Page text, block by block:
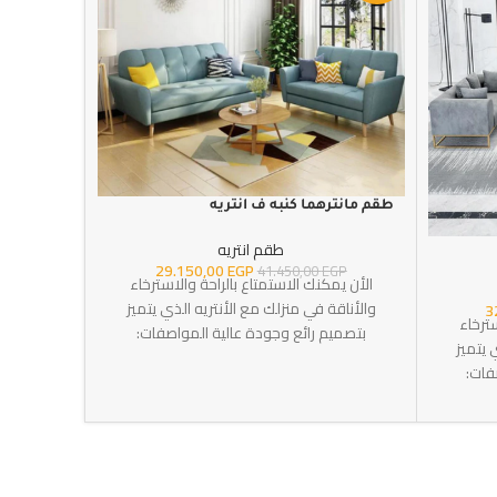
يتميز
القماش: جلد مقلوب عدد القطع: 4 اللون:
طقم مانترهما كنبه ف انتريه
طقم انتريه
41.450,00EGP
29.150,00EGP
الأن يمكنك الاستمتاع بالراحة والاسترخاء
والأناقة في منزلك مع الأنتريه الذي يتميز
بتصميم رائع وجودة عالية المواصفات: